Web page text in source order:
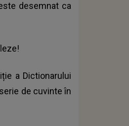
desemnat ca
a Dictionarului
de cuvinte în